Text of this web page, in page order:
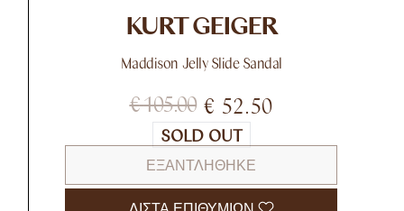
KURT GEIGER
Maddison Jelly Slide Sandal
€105.00 € 52.50
SOLD OUT
ΕΞΑΝΤΛΉΘΗΚΕ
ΛΊΣΤΑ ΕΠΙΘΥΜΙΏΝ